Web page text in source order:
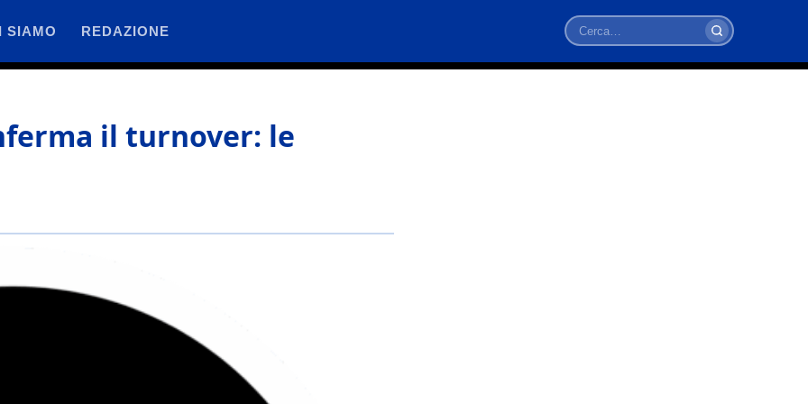
SIAMO REDAZIONE
Cerca
il turnover: le